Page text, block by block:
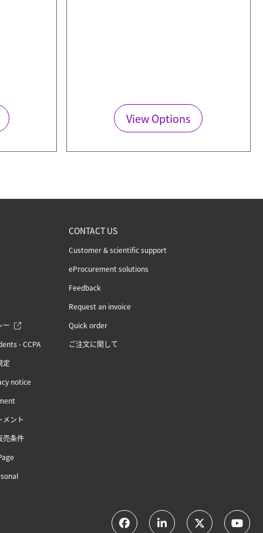
View Options
ー
- CCPA
定
notice
メント
売条件
CONTACT US
Customer & scientific support
eProcurement solutions
Feedback
Request an invoice
Quick order
ご注文に関して